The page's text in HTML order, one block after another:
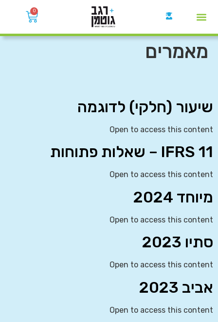
0
מאמרים
שיעור (חלקי) לדוגמה
Open to access this content
IFRS 11 – שאלות פתוחות
Open to access this content
מיוחד 2024
Open to access this content
סתיו 2023
Open to access this content
אביב 2023
Open to access this content